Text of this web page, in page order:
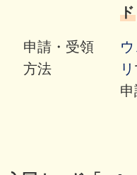
ド
申請・受領
方法
リ